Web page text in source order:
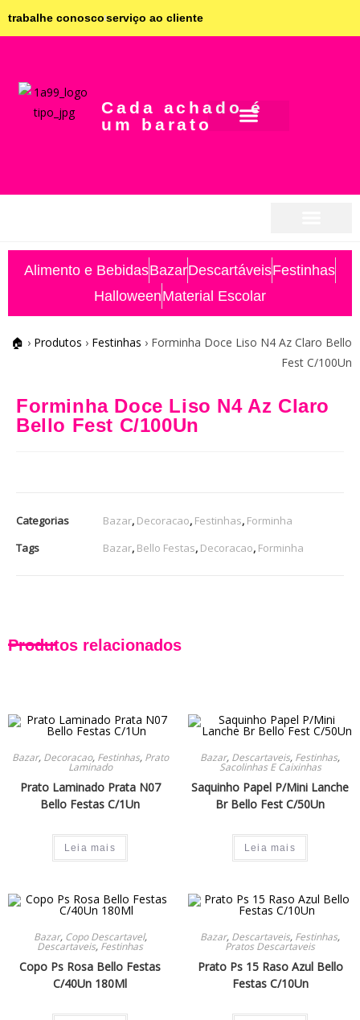
trabalhe conoscoserviço ao cliente
Cada achado é
um barato
Alimento e BebidasBazarDescartáveisFestinhas
HalloweenMaterial Escolar
🏠 › Produtos › Festinhas › Forminha Doce Liso N4 Az Claro Bello
Fest C/100Un
Forminha Doce Liso N4 Az Claro
Bello Fest C/100Un
Categorias Bazar, Decoracao, Festinhas, Forminha
Tags
Bazar, Bello Festas, Decoracao, Forminha
Produtos relacionados
Bazar, Decoracao, Festinhas, Prato
Laminado
Prato Laminado Prata N07
Bello Festas C/1Un
Leia mais
Bazar, Descartaveis, Festinhas,
Sacolinhas E Caixinhas
Saquinho Papel P/Mini Lanche
Br Bello Fest C/50Un
Leia mais
Bazar, Copo Descartavel,
Descartaveis, Festinhas
Copo Ps Rosa Bello Festas
C/40Un 180Ml
Bazar, Descartaveis, Festinhas,
Pratos Descartaveis
Prato Ps 15 Raso Azul Bello
Festas C/10Un